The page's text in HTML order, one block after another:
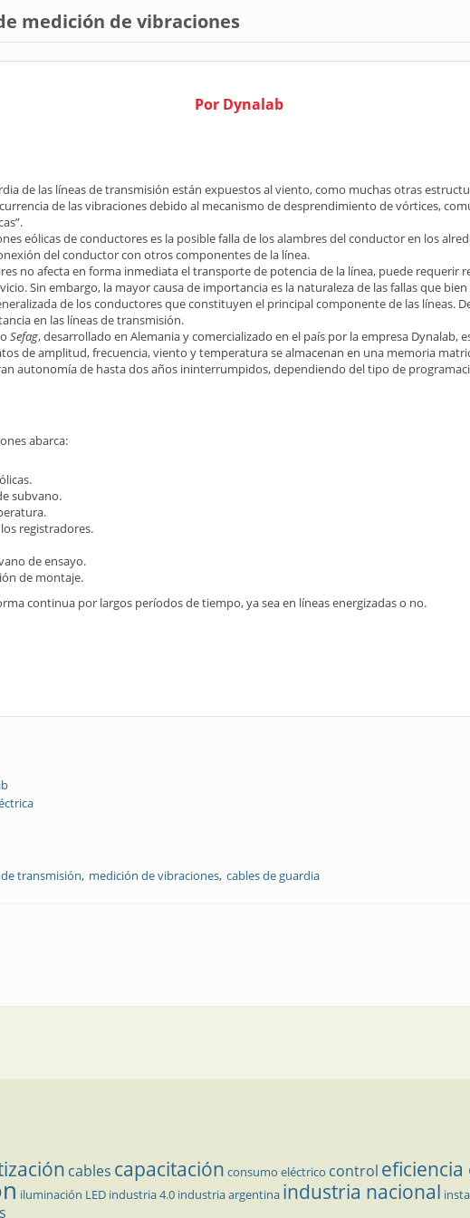
medición de vibraciones
Por Dynalab
de las líneas de transmisión están expuestos al viento, como muchas otras
de las vibraciones debido al mecanismo de desprendimiento de vórtices,
eólicas de conductores es la posible falla de los alambres del conductor en los
del conductor con otros componentes de la línea.
no afecta en forma inmediata el transporte de potencia de la línea, puede requerir
Sin embargo, la mayor causa de importancia es la naturaleza de las fallas que
de los conductores que constituyen el principal componente de las líneas.
en las líneas de transmisión.
Sefag, desarrollado en Alemania y comercializado en el país por la empresa Dynalab,
de amplitud, frecuencia, viento y temperatura se almacenan en una memoria
autonomía de hasta dos años ininterrumpidos, dependiendo del tipo de
abarca:
subvano.
registradores.
de ensayo.
de montaje.
continua por largos períodos de tiempo, ya sea en líneas energizadas o no.
transmisión medición de vibraciones cables de guardia
cables capacitación consumo eléctrico control eficiencia
iluminación LED industria 4.0 industria argentina industria nacional